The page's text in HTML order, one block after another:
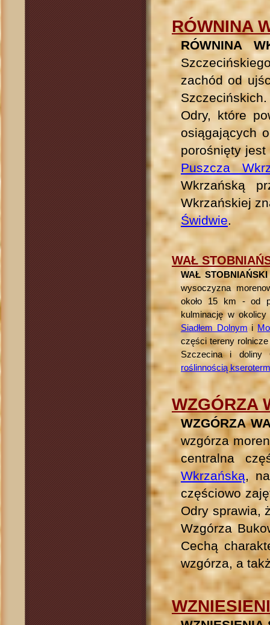
RÓWNINA
RÓWNINA
zachód od
Odry, które
osiągających
porośnięty
Puszcza
Wkrzańską
Wkrzańskiej
Świdwie.
WAŁ
WAŁ
wysoczyzna
około 15 km - od
kulminację w
Siadłem Dolnymi
części tereny
Szczecina i doliny
roślinnością
WZGÓRZA
WZGÓRZA
wzgórza
centralna
Wkrzańską,
częściowo
Odry sprawia,
Wzgórza
Cechą
wzgórza, a